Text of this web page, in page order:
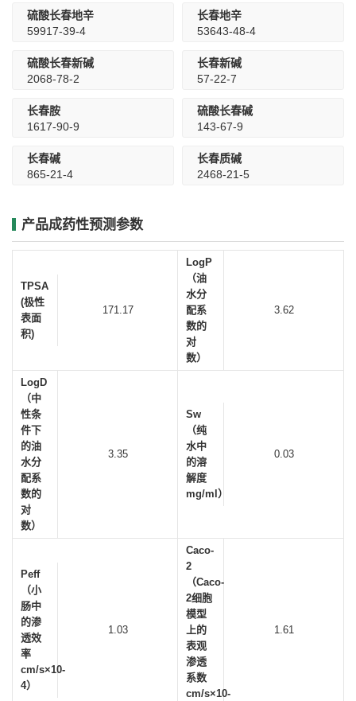
硫酸长春地辛
59917-39-4
长春地辛
53643-48-4
硫酸长春新碱
2068-78-2
长春新碱
57-22-7
长春胺
1617-90-9
硫酸长春碱
143-67-9
长春碱
865-21-4
长春质碱
2468-21-5
产品成药性预测参数
TPSA
(极性
表面
积)
171.17
LogP
（油
水分
配系
数的
对
数）
3.62
LogD
（中
性条
件下
的油
水分
配系
数的
对
数）
3.35
Sw
（纯
水中
的溶
解度
mg/ml）
0.03
Peff
（小
肠中
的渗
透效
率
cm/s×10-
4）
1.03
Caco-
2
（Caco-
2细胞
模型
上的
表观
渗透
系数
cm/s×10-
1.61